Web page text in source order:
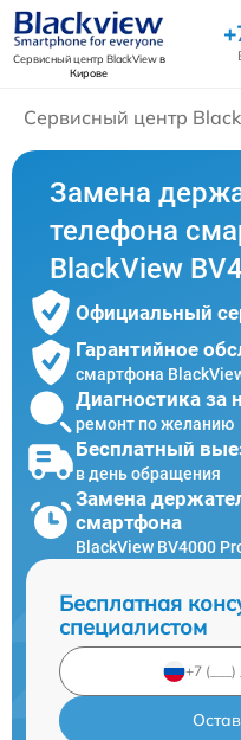
Сервисный центр BlackViewв
Кирове
Сервисный центр
Замена
телефона
BlackView
Официальный
Гарантийное
смартфона
Диагностика за
ремонт по желанию
Бесплатный
в день обращения
Замена
смартфона
BlackView BV4000
Бесплатная
специалистом